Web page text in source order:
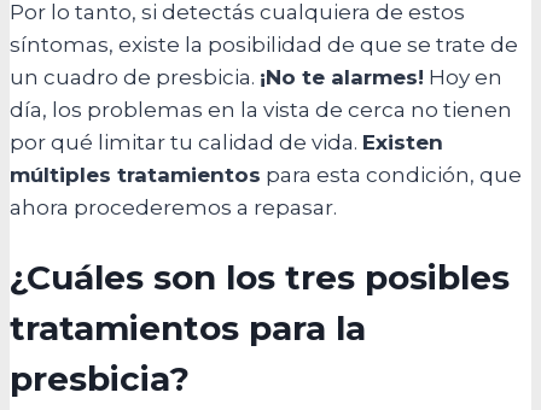
Por lo tanto, si detectás cualquiera de estos
síntomas, existe la posibilidad de que se trate de
un cuadro de presbicia. ¡No te alarmes! Hoy en
día, los problemas en la vista de cerca no tienen
por qué limitar tu calidad de vida. Existen
múltiples tratamientos para esta condición, que
ahora procederemos a repasar.
¿Cuáles son los tres posibles
tratamientos para la
presbicia?